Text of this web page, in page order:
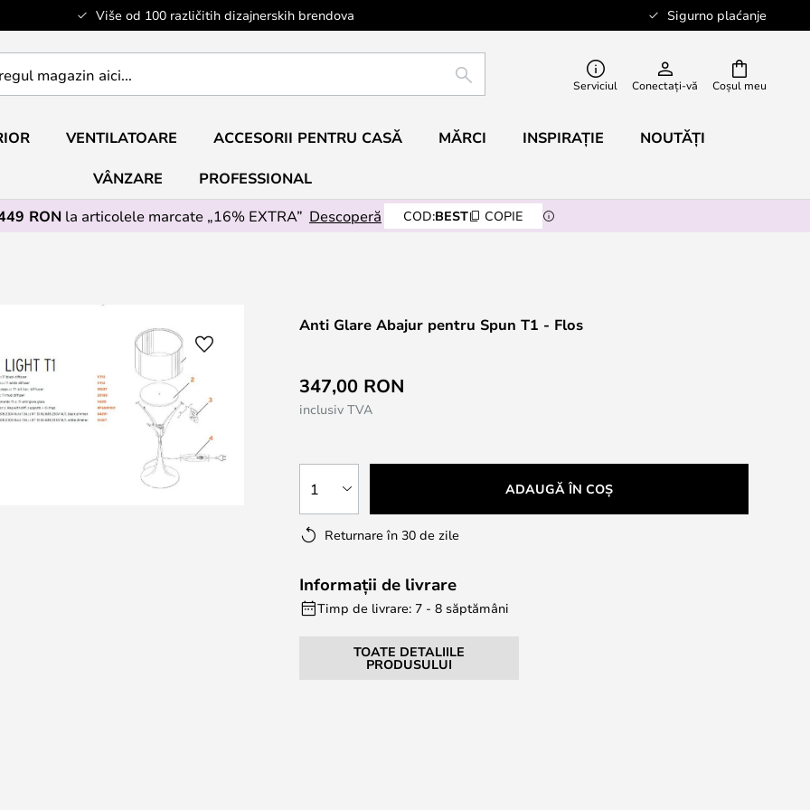
Više od 100 različitih dizajnerskih brendova Sigurno plaćanje
Coșul meu
CĂUTARE Serviciul Conectați-vă
VENTILATOARE ACCESORII PENTRU CASĂ MĂRCI INSPIRAȚIE NOUTĂȚI
VÂNZARE
PROFESSIONAL
RON la articolele marcate „16% EXTRA” Descoperă COD:BEST COPIE
Anti Glare Abajur pentru Spun T1 - Flos
347,00 RON
inclusiv TVA
1 ADAUGĂ ÎN COȘ
Returnare în 30 de zile
Informații de livrare
Timp de livrare: 7 - 8 săptămâni
TOATE DETALIILE
PRODUSULUI